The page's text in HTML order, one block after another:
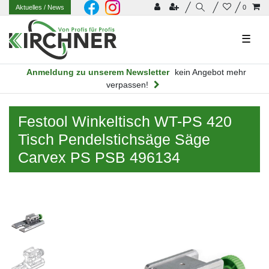
0
Aktuelles/ News
☰
Anmeldung zu unserem Newsletter
kein Angebot mehr
verpassen!
Festool Winkeltisch WT-PS 420
Tisch Pendelstichsäge Säge
Carvex PS PSB 496134